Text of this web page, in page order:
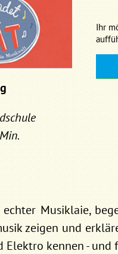
Ihr
Musiklaie,
zeigen und
Elektro kennen -